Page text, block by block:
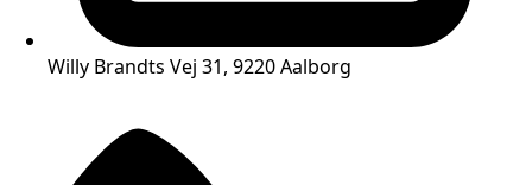
Willy Brandts Vej 31, 9220 Aalborg